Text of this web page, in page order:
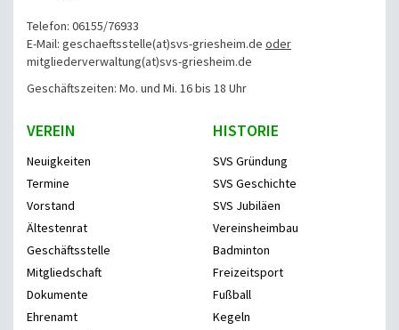
Telefon: 06155/76933
E-Mail: geschaeftsstelle(at)svs-griesheim.de oder
mitgliederverwaltung(at)svs-griesheim.de
Geschäftszeiten: Mo. und Mi. 16 bis 18 Uhr
VEREIN
Neuigkeiten
Termine
Vorstand
Ältestenrat
Geschäftsstelle
Mitgliedschaft
Dokumente
Ehrenamt
HISTORIE
SVS Gründung
SVS Geschichte
SVS Jubiläen
Vereinsheimbau
Badminton
Freizeitsport
Fußball
Kegeln